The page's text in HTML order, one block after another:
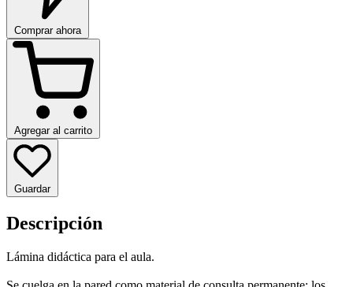
Comprar ahora
Agregar al carrito
Guardar
Descripción
Lámina didáctica para el aula.